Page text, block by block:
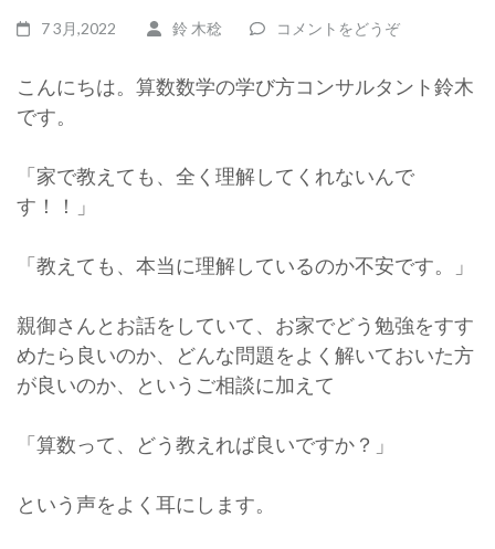
7 3月,2022 鈴 木稔 コメントをどうぞ
こんにちは。算数数学の学び方コンサルタント鈴木
です。
「家で教えても、全く理解してくれないんで
す！！」
「教えても、本当に理解しているのか不安です。」
親御さんとお話をしていて、お家でどう勉強をすす
めたら良いのか、どんな問題をよく解いておいた方
が良いのか、というご相談に加えて
「算数って、どう教えれば良いですか？」
という声をよく耳にします。